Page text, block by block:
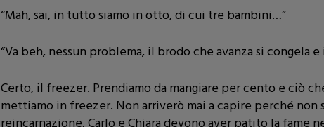
“Mah, sai, in tutto siamo in otto, di cui tre bambini…”
“Va beh, nessun problema, il brodo che avanza si congela
Certo, il freezer. Prendiamo da mangiare per cento e ciò
mettiamo in freezer. Non arriverò mai a capire perché non